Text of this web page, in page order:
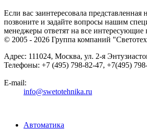
Если вас заинтересовала представленная
позвоните и задайте вопросы нашим
менеджеры ответят на все интересующие
© 2005 - 2026 Группа компаний
Адрес: 111024, Москва, ул. 2-я
Телефоны: +7 (495) 798-82-47, +7(495)
E-mail:
info@swetotehnika.ru
Автоматика